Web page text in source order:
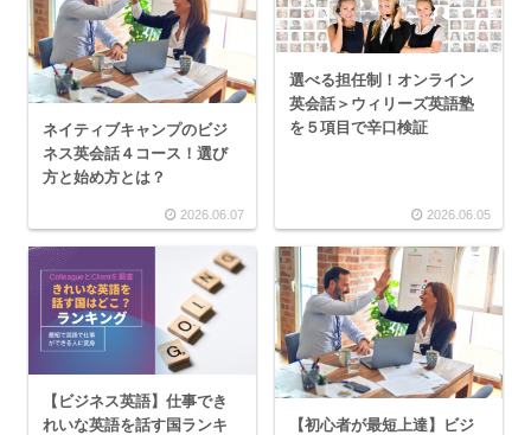
ネイティブキャンプのビジ
ネス英会話４コース！選び
方と始め方とは？
2026.06.07
選べる担任制！オンライン
英会話＞ウィリーズ英語塾
を５項目で辛口検証
2026.06.05
【ビジネス英語】仕事でき
れいな英語を話す国ランキ
【初心者が最短上達】ビジ